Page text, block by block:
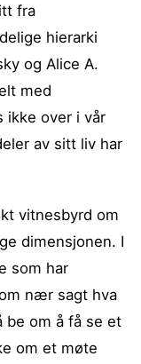
fra
hierarki
og Alice A.
med
ikke over i vår
av sitt liv har
vitnesbyrd om
dimensjonen. I
som har
nær sagt hva
be om å få se et
om et møte